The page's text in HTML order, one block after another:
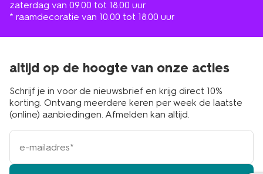
zaterdag van 09.00 tot 18.00 uur
* raamdecoratie van 10.00 tot 18.00 uur
altijd op de hoogte van onze acties
Schrijf je in voor de nieuwsbrief en krijg direct 10%
korting. Ontvang meerdere keren per week de laatste
(online) aanbiedingen. Afmelden kan altijd.
e-
mailadres